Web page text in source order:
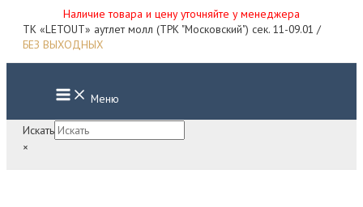
Наличие товара и цену уточняйте у менеджера
Перейти
ТК «LETOUT» аутлет молл (ТРК "Московский") сек. 11-09.01 /
БЕЗ ВЫХОДНЫХ
Main
Menu Меню
Искать
×